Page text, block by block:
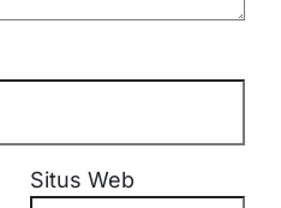
Situs Web